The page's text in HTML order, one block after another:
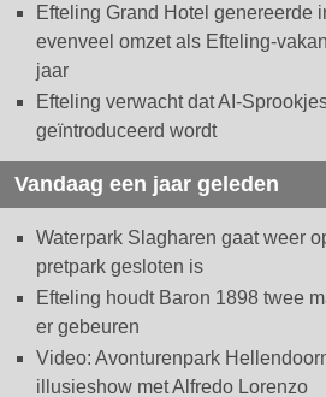
Efteling Grand Hotel genereerde
evenveel omzet als Efteling-
jaar
Efteling verwacht dat AI-
geïntroduceerd wordt
Vandaag een jaar geleden
Waterpark Slagharen gaat weer
pretpark gesloten is
Efteling houdt Baron 1898 twee
er gebeuren
Video: Avonturenpark
illusieshow met Alfredo Lorenzo